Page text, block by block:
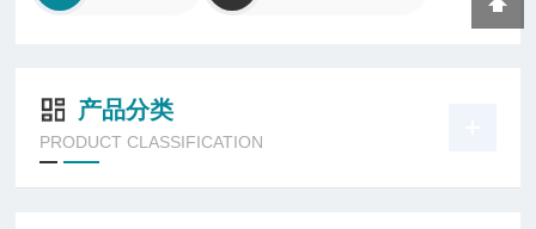
产品分类
PRODUCT CLASSIFICATION